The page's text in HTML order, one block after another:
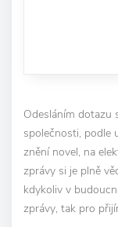
Odesláním dotazu
společnosti, podle
znění novel, na
zprávy si je plně
kdykoliv v
zprávy, tak pro